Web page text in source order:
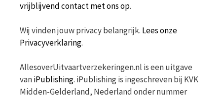
vrijblijvend contact met ons op.
Wij vinden jouw privacy belangrijk. Lees onze
Privacyverklaring.
AllesoverUitvaartverzekeringen.nl is een uitgave
vaniPublishing. iPublishing is ingeschreven bij KVK
Midden-Gelderland, Nederland onder nummer